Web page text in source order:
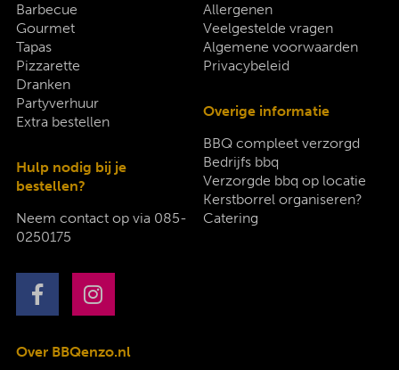
Barbecue
Gourmet
Tapas
Pizzarette
Dranken
Partyverhuur
Extra bestellen
Hulp nodig bij je
bestellen?
Neem contact op via 085-
0250175
Allergenen
Veelgestelde vragen
Algemene voorwaarden
Privacybeleid
Overige informatie
BBQ compleet verzorgd
Bedrijfs bbq
Verzorgde bbq op locatie
Kerstborrel organiseren?
Catering
Over BBQenzo.nl